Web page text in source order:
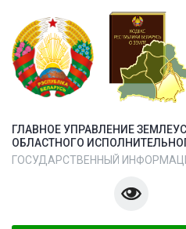
ГЛАВНОЕ УПРАВЛЕНИЕ
ОБЛАСТНОГО
ГОСУДАРСТВЕННЫЙ